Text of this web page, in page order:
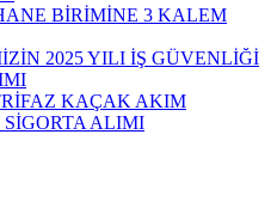
BİRİMİNE 3 KALEM
2025 YILI İŞ GÜVENLİĞİ
KAÇAK AKIM
ALIMI